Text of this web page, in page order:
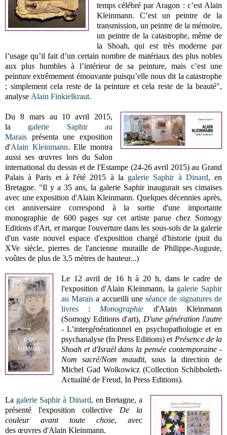
temps célébré par Aragon : c’est Alain
Kleinmann. C’est un peintre de la
transmission, un peintre de la mémoire,
un peintre de la catastrophe, même de
la Shoah, qui est très moderne par
l’usage qu’il fait d’un certain nombre de matériaux des plus nobles
aux plus humbles à l’intérieur de sa peinture, mais c’est une
peinture extrêmement émouvante puisqu’elle nous dit la catastrophe
; simplement cela reste de la peinture et cela reste de la beauté",
analyse Alain Finkielkraut.
Du 8 mars au 10 avril 2015,
la galerie Saphir au
Marais présenta une exposition
d'Alain Kleinmann. Elle montra
aussi ses œuvres lors du Salon
international du dessin et de l'Estampe (24-26 avril 2015) au Grand
Palais à Paris et à l'été 2015 à la galerie Saphir à Dinard, en
Bretagne. "Il y a 35 ans, la galerie Saphir inaugurait ses cimaises
avec une exposition d'Alain Kleinmann. Quelques décennies après,
cet anniversaire correspond à la sortie d'une importante
monographie de 600 pages sur cet artiste parue chez Somogy
Editions d'Art, et marque l'ouverture dans les sous-sols de la galerie
d'un vaste nouvel espace d'exposition chargé d'historie (puit du
XVe siècle, pierres de l'ancienne muraille de Philippe-Auguste,
voûtes de plus de 3,5 mètres de hauteur...)
Le 12 avril de 16 h à 20 h, dans le cadre de
l'exposition d'Alain Kleinmann, la galerie Saphir
au Marais a accueilli uneséance de signatures de
livres: Monographie
d'Alain Kleinmann
(Somogy Editions d'art), D'une génération l'autre
-L’intergénérationnel en psychopathologie et en
psychanalyse (In Press Editions) et Présence de la
Shoah et d'Israël dans la pensée contemporaine -
Nom sacré/Nom maudit, sous la direction de
Michel Gad Wolkowicz (Collection Schibboleth-
Actualité de Freud, In Press Editions).
La galerie Saphir à Dinard, en Bretagne, a
présenté l'exposition collective De la
couleur avant toute chose, avec
des œuvres d'Alain Kleinmann.